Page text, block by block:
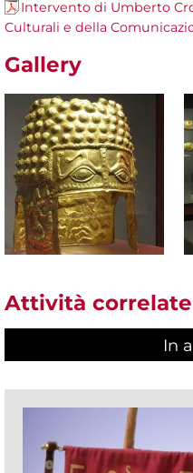
Intervento di Umberto
Culturali e della
Gallery
Attività correlate
In